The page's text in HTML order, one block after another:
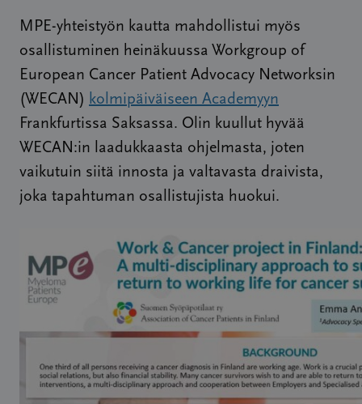
MPE-yhteistyön kautta mahdollistui myös
osallistuminen heinäkuussa Workgroup of
European Cancer Patient Advocacy Networksin
(WECAN) kolmipäiväiseen Academyyn
Frankfurtissa Saksassa. Olin kuullut hyvää
WECAN:in laadukkaasta ohjelmasta, joten
vaikutuin siitä innosta ja valtavasta draivista,
joka tapahtuman osallistujista huokui.